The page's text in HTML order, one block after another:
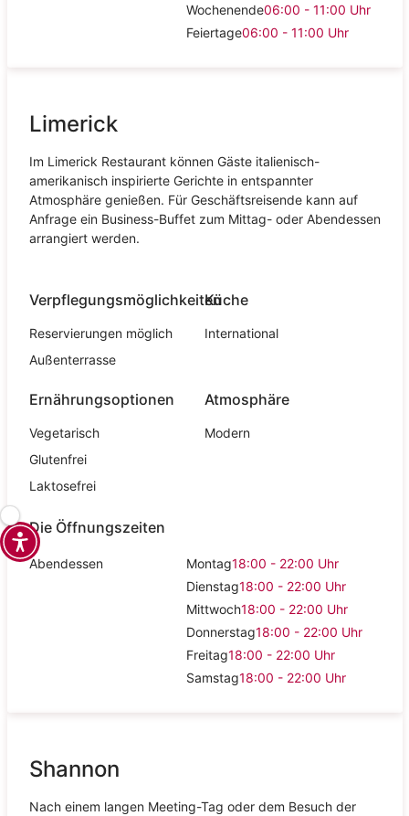
Wochenende06:00 - 11:00 Uhr
Feiertage06:00 - 11:00 Uhr
Limerick
Im Limerick Restaurant können Gäste italienisch-
amerikanisch inspirierte Gerichte in entspannter
Atmosphäre genießen. Für Geschäftsreisende kann auf
Anfrage ein Business-Buffet zum Mittag- oder Abendessen
arrangiert werden.
Verpflegungsmöglichkeiten
Reservierungen möglich
Außenterrasse
Küche
International
Ernährungsoptionen
Vegetarisch
Glutenfrei
Laktosefrei
Atmosphäre
Modern
Die Öffnungszeiten
Abendessen Montag18:00 - 22:00 Uhr
Dienstag18:00 - 22:00 Uhr
Mittwoch18:00 - 22:00 Uhr
Donnerstag18:00 - 22:00 Uhr
Freitag18:00 - 22:00 Uhr
Samstag18:00 - 22:00 Uhr
Shannon
Nach einem langen Meeting-Tag oder dem Besuch der